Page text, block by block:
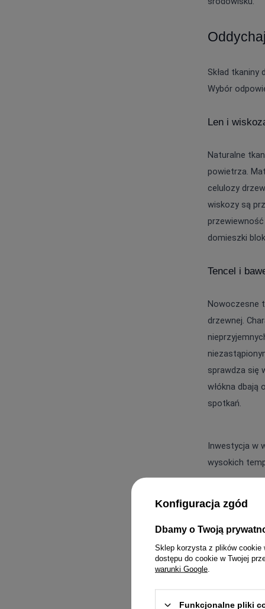
Skład
Wybór
Len i
Naturalne
powietrza.
celulozy
wiskozy są
domieszki
Tencel i
Nowoczesne
drzewnej.
sprawdza się
włókna
spotkań.
Inwestycja w
wysokich
Konfiguracja zgód
Dbamy o Twoją
Sklep korzysta z plików cookie
dostępu do cookie w Twojej
warunki Google
Funkcjonalne pliki